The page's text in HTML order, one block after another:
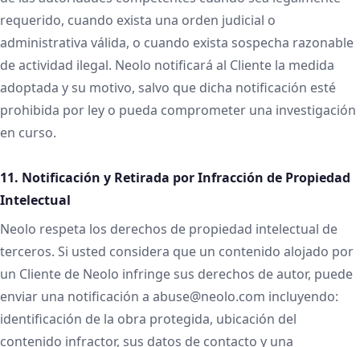
requerido, cuando exista una orden judicial o
administrativa válida, o cuando exista sospecha razonable
de actividad ilegal. Neolo notificará al Cliente la medida
adoptada y su motivo, salvo que dicha notificación esté
prohibida por ley o pueda comprometer una investigación
en curso.
11. Notificación y Retirada por Infracción de Propiedad
Intelectual
Neolo respeta los derechos de propiedad intelectual de
terceros. Si usted considera que un contenido alojado por
un Cliente de Neolo infringe sus derechos de autor, puede
enviar una notificación a abuse@neolo.com incluyendo:
identificación de la obra protegida, ubicación del
contenido infractor, sus datos de contacto y una